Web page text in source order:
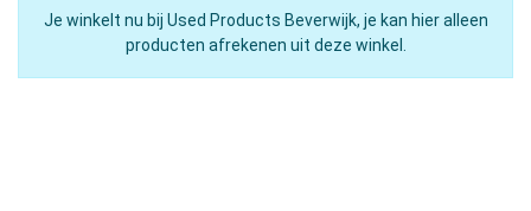
Je winkelt nu bij Used Products Beverwijk, je kan hier alleen
producten afrekenen uit deze winkel.